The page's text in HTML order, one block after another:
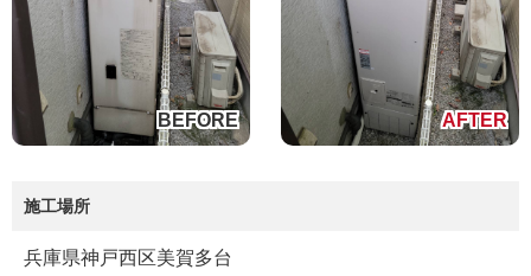
施工場所
兵庫県神戸西区美賀多台